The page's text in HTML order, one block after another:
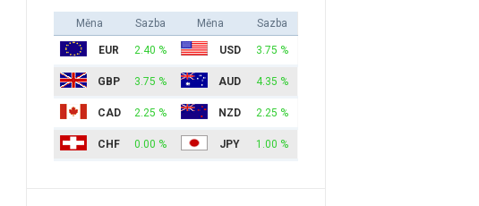
Měna Sazba Měna Sazba
EUR 2.40 % USD 3.75 %
GBP 3.75 % AUD 4.35 %
CAD 2.25 % NZD 2.25 %
CHF 0.00 % JPY 1.00 %